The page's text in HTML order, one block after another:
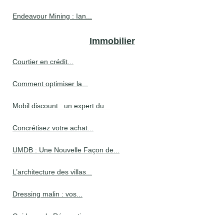
Endeavour Mining : Ian...
Immobilier
Courtier en crédit...
Comment optimiser la...
Mobil discount : un expert du...
Concrétisez votre achat...
UMDB : Une Nouvelle Façon de...
L’architecture des villas...
Dressing malin : vos...